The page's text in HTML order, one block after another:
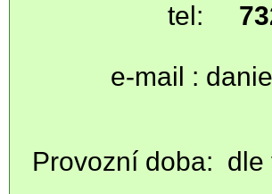
tel:
e-mail :
Provozní doba: